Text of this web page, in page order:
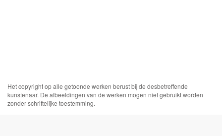
Het copyright op alle getoonde werken berust bij de desbetreffende
kunstenaar. De afbeeldingen van de werken mogen niet gebruikt worden
zonder schriftelijke toestemming.